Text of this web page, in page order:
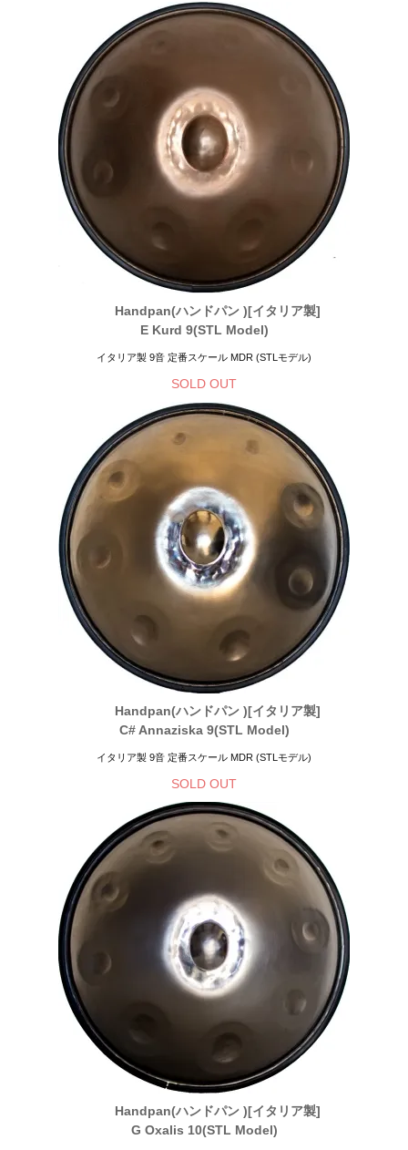
Handpan(ハンドパン )[イタリア製]
E Kurd 9(STL Model)
イタリア製 9音 定番スケール MDR (STLモデル)
SOLD OUT
Handpan(ハンドパン )[イタリア製]
C# Annaziska 9(STL Model)
イタリア製 9音 定番スケール MDR (STLモデル)
SOLD OUT
Handpan(ハンドパン )[イタリア製]
G Oxalis 10(STL Model)